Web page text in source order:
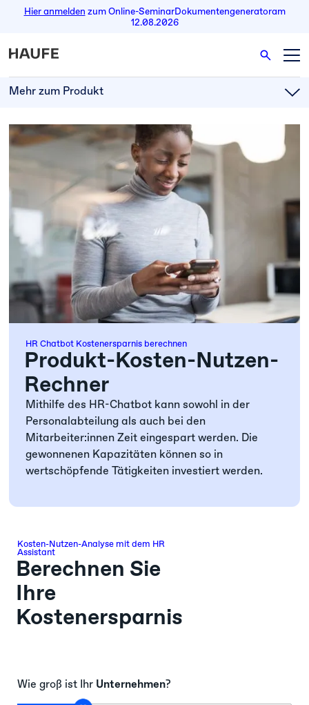
Hier anmelden zum Online-SeminarDokumentengeneratoram
12.08.2026
Mehr zum Produkt
HR Chatbot Kostenersparnis berechnen
Produkt-Kosten-Nutzen-
Rechner
Mithilfe des HR-Chatbot kann sowohl in der
Personalabteilung als auch bei den
Mitarbeiter:innen Zeit eingespart werden. Die
gewonnenen Kapazitäten können so in
wertschöpfende Tätigkeiten investiert werden.
Kosten-Nutzen-Analyse mit dem HR
Assistant
Berechnen Sie
Ihre
Kostenersparnis
Wie groß ist Ihr Unternehmen?